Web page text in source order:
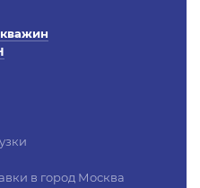
в город Москва